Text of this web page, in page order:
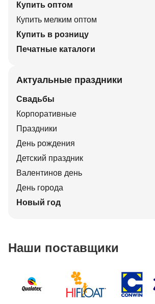
Купить оптом
Купить мелким оптом
Купить в розницу
Печатные каталоги
Актуальные праздники
Свадьбы
Корпоративные
Праздники
День рождения
Детский праздник
Валентинов день
День города
Новый год
Наши поставщики